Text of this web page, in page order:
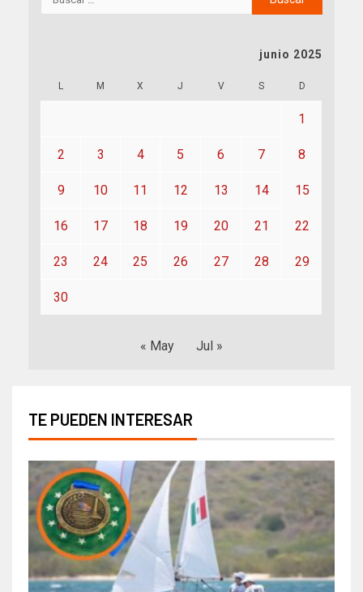
junio 2025
L M X J V S D
1
2 3 4 5 6 7 8
9 10 11 12 13 14 15
16 17 18 19 20 21 22
23 24 25 26 27 28 29
30
« May Jul »
TE PUEDEN INTERESAR